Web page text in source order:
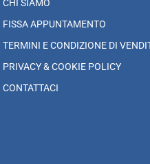
CHI SIAMO
FISSA APPUNTAMENTO
TERMINI E CONDIZIONE DI
PRIVACY & COOKIE POLICY
CONTATTACI